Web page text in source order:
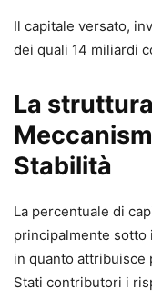
Il capitale versato,
dei quali 14 miliardi
La
Stabilità
La percentuale di
principalmente
in quanto attribuisce
Stati contributori i